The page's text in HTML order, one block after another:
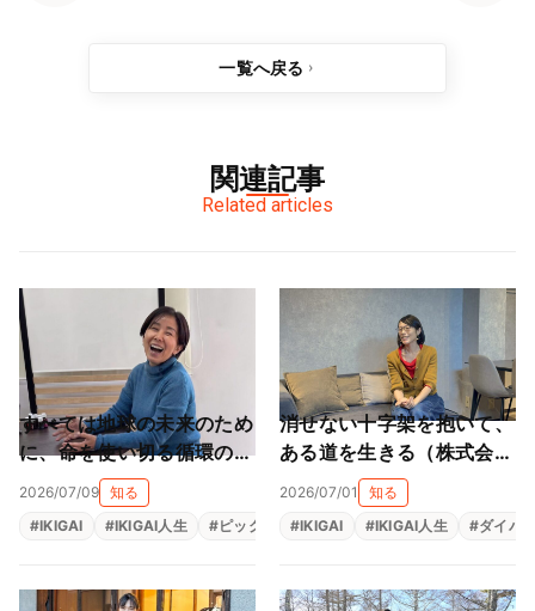
一覧へ戻る
関連記事
Related articles
すべては地球の未来のため
に、命を使い切る循環の旅
（株式会社スター・フロー
レス 星子桜文）
2026/07/09 知る
#IKIGAI #IKIGAI人生 #ピックアップ #地域貢献 #源泉 #社会貢
消せない十字架を抱いて、
ある道を生きる（株式会社
ライフサカス 西部沙緒
2026/07/01
知る
#IKIGAI #IKIGAI人生 #ダイバ